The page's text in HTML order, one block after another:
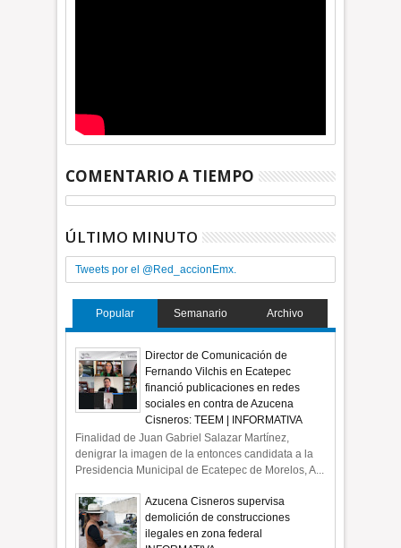
COMENTARIO A TIEMPO
ÚLTIMO MINUTO
Tweets por el @Red_accionEmx.
Popular Semanario Archivo
Director de Comunicación de
Fernando Vilchis en Ecatepec
financió publicaciones en redes
sociales en contra de Azucena
Cisneros: TEEM | INFORMATIVA
Finalidad de Juan Gabriel Salazar Martínez,
denigrar la imagen de la entonces candidata a la
Presidencia Municipal de Ecatepec de Morelos, A...
Azucena Cisneros supervisa
demolición de construcciones
ilegales en zona federal